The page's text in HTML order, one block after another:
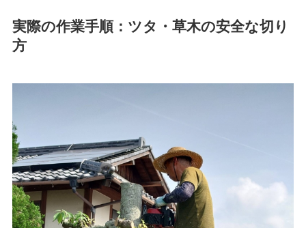
実際の作業手順：ツタ・草木の安全な切り
方